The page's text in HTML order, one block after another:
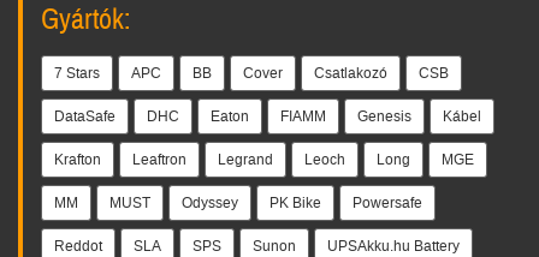
Gyártók:
7 Stars APC BB Cover Csatlakozó CSB
DataSafe DHC Eaton FIAMM Genesis Kábel
Krafton Leaftron Legrand Leoch Long MGE
MM MUST Odyssey PK Bike Powersafe
Reddot SLA SPS Sunon UPSAkku.hu Battery